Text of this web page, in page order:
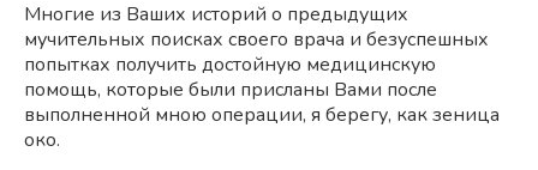
Многие из Ваших историй о предыдущих
мучительных поисках своего врача и безуспешных
попытках получить достойную медицинскую
помощь, которые были присланы Вами после
выполненной мною операции, я берегу, как зеница
око.